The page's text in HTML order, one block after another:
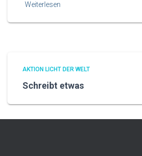
Weiterlesen
AKTION LICHT DER WELT
Schreibt etwas